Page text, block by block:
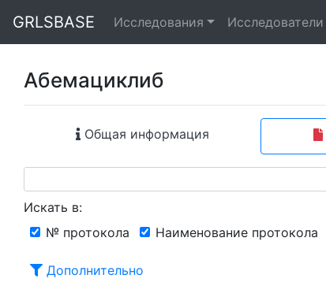
GRLSBASE Исследования Исследователи
Абемациклиб
Общая информация
Искать в:
№ протокола
Наименование протокола
Дополнительно